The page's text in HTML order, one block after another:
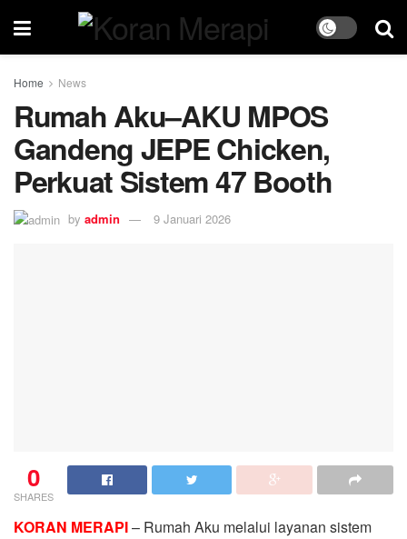
Home News
Rumah Aku–AKU MPOS
Gandeng JEPE Chicken,
Perkuat Sistem 47 Booth
by admin 9 Januari 2026
0
SHARES
KORAN MERAPI– Rumah Aku melalui layanan sistem